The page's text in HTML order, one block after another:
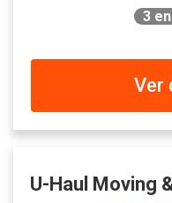
3en
Ver
U-Haul Moving